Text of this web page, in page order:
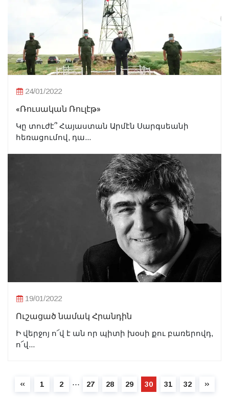
24/01/2022
«Ռուսական Ռուլէթ»
Կը տուժէ՞ Հայաստան Արմէն Սարգսեանի
հեռացումով, դա...
19/01/2022
Ուշացած նամակ Հրանդին
Ի վերջոյ ո՜վ է ան որ պիտի խօսի քու բառերովդ,
ո՜վ...
1 2 ⋯ 27 28 29 30 31 32